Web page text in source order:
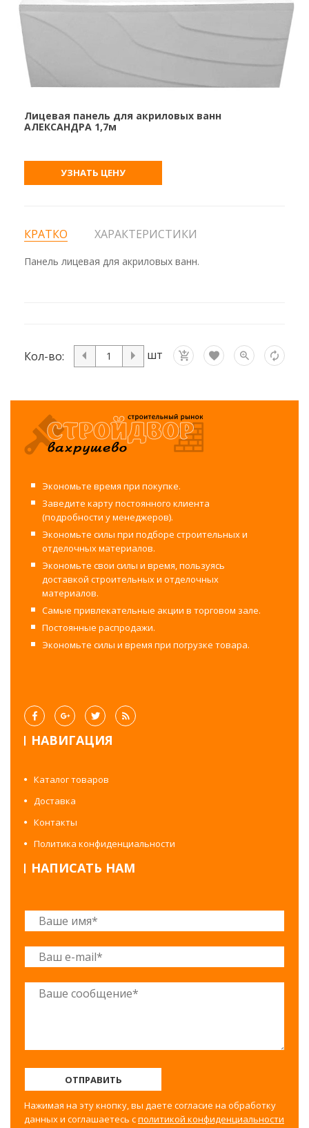
Лицевая панель для акриловых ванн
АЛЕКСАНДРА 1,7м
УЗНАТЬ ЦЕНУ
КРАТКО ХАРАКТЕРИСТИКИ
Панель лицевая для акриловых ванн.
Кол-во: шт
Экономьте время при покупке.
Заведите карту постоянного клиента
(подробности у менеджеров).
Экономьте силы при подборе строительных и
отделочных материалов.
Экономьте свои силы и время, пользуясь
доставкой строительных и отделочных
материалов.
Самые привлекательные акции в торговом зале.
Постоянные распродажи.
Экономьте силы и время при погрузке товара.
НАВИГАЦИЯ
Каталог товаров
Доставка
Контакты
Политика конфиденциальности
НАПИСАТЬ НАМ
ОТПРАВИТЬ
Нажимая на эту кнопку, вы даете согласие на обработку
данных и соглашаетесь сполитикой конфиденциальности